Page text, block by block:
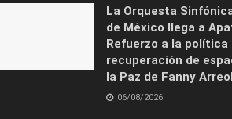
La Orquesta
de México llega a
Refuerzo a la política
recuperación de
la Paz de Fanny
06/08/2026